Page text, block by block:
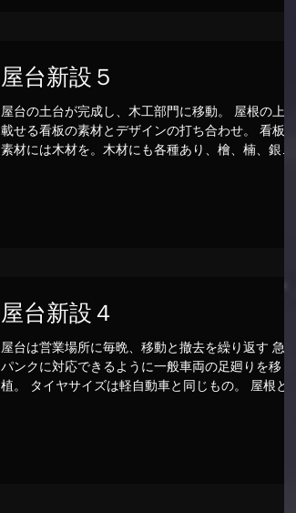
屋台新設５
屋台の土台が完成し、木工部門に移動。 屋根の上に
載せる看板の素材とデザインの打ち合わせ。 看板の
素材には木材を。木材にも各種あり、檜、楠、銀杏
屋台新設４
屋台は営業場所に毎晩、移動と撤去を繰り返す 急な
パンクに対応できるように一般車両の足廻りを移
植。 タイヤサイズは軽自動車と同じもの。 屋根と天